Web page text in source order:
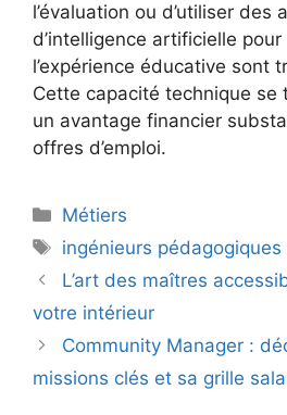
l’évaluation ou d’utiliser des
d’intelligence artificielle
l’expérience éducative sont
Cette capacité technique se
un avantage financier
offres d’emploi.
Catégories
Métiers
Étiquettes
ingénieurs pédagogiques
L’art des maîtres
votre intérieur
Community Manager :
missions clés et sa grille